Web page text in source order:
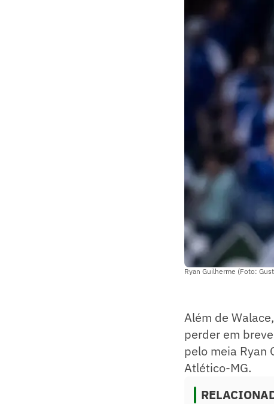
Ryan Guilherme (Foto:
Além de
perder em
pelo meia Ryan
Atlético-MG.